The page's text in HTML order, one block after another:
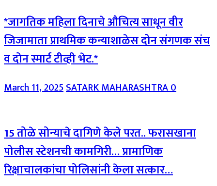
*जागतिक महिला दिनाचे औचित्य साधून वीर
जिजामाता प्राथमिक कन्याशाळेस दोन संगणक संच
व दोन स्मार्ट टीव्ही भेट.*
March 11, 2025SATARK MAHARASHTRA0
15 तोळे सोन्याचे दागिणे केले परत.. फरासखाना
पोलीस स्टेशनची कामगिरी… प्रामाणिक
रिक्षाचालकांचा पोलिसांनी केला सत्कार…